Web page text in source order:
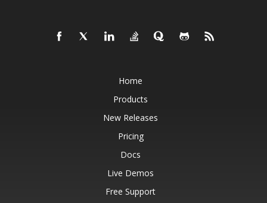
Home
Products
New Releases
Pricing
Docs
Live Demos
Free Support